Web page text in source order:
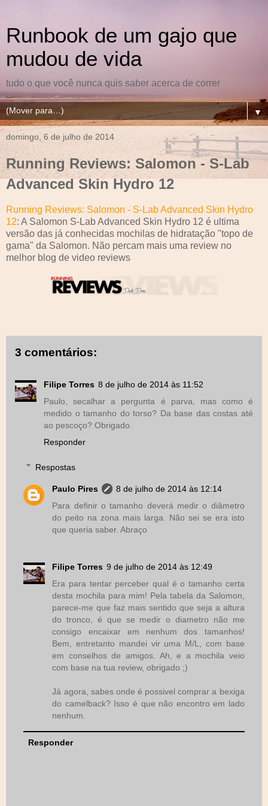
Runbook de um gajo que
mudou de vida
tudo o que você nunca quis saber acerca de correr
▼
domingo, 6 de julho de 2014
Running Reviews: Salomon - S-Lab
Advanced Skin Hydro 12
Running Reviews: Salomon - S-Lab Advanced Skin Hydro
12: A Salomon S-Lab Advanced Skin Hydro 12 é ultima
versão das já conhecidas mochilas de hidratação "topo de
gama" da Salomon. Não percam mais uma review no
melhor blog de video reviews
3 comentários:
Filipe Torres 8 de julho de 2014 às 11:52
Paulo, secalhar a pergunta é parva, mas como é
medido o tamanho do torso? Da base das costas até
ao pescoço? Obrigado.
Responder
Respostas
Paulo Pires
8 de julho de 2014 às 12:14
Para definir o tamanho deverá medir o diâmetro
do peito na zona mais larga. Não sei se era isto
que queria saber. Abraço
Filipe Torres 9 de julho de 2014 às 12:49
Era para tentar perceber qual é o tamanho certa
desta mochila para mim! Pela tabela da Salomon,
parece-me que faz mais sentido que seja a altura
do tronco, é que se medir o diametro não me
consigo encaixar em nenhum dos tamanhos!
Bem, entretanto mandei vir uma M/L, com base
em conselhos de amigos. Ah, e a mochila veio
com base na tua review, obrigado ;)
Já agora, sabes onde é possivel comprar a bexiga
do camelback? Isso é que não encontro em lado
nenhum.
Responder